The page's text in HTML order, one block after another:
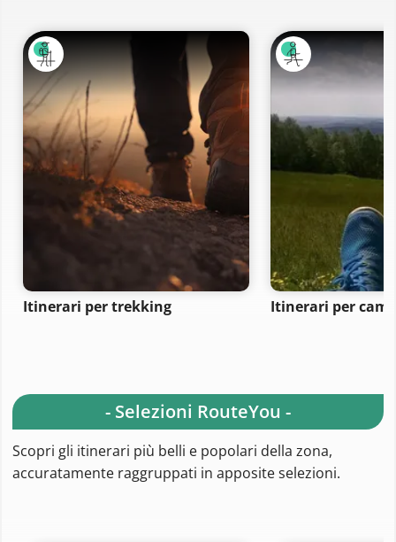
Itinerari per trekking Itinerari per
- Selezioni RouteYou -
Scopri gli itinerari più belli e popolari della zona,
accuratamente raggruppati in apposite selezioni.